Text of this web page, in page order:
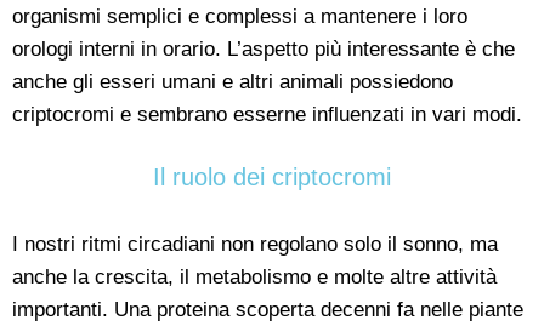
organismi semplici e complessi a mantenere i loro
orologi interni in orario. L’aspetto più interessante è che
anche gli esseri umani e altri animali possiedono
criptocromi e sembrano esserne influenzati in vari modi.
Il ruolo dei criptocromi
I nostri ritmi circadiani non regolano solo il sonno, ma
anche la crescita, il metabolismo e molte altre attività
importanti. Una proteina scoperta decenni fa nelle piante